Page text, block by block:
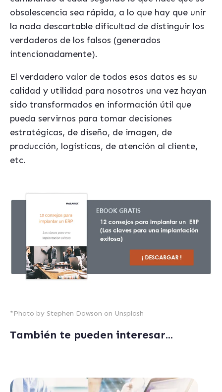
obsolescencia sea rápida, a lo que hay que unir
la nada descartable dificultad de distinguir los
verdaderos de los falsos (generados
intencionadamente).
El verdadero valor de todos esos datos es su
calidad y utilidad para nosotros una vez hayan
sido transformados en información útil que
pueda servirnos para tomar decisiones
estratégicas, de diseño, de imagen, de
producción, logísticas, de atención al cliente,
etc.
*Photo by Stephen Dawson on Unsplash
También te pueden interesar...